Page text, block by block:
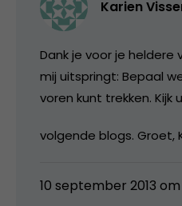
Karien
Dank je voor je heldere
mij uitspringt: Bepaal
voren kunt trekken. Kijk
volgende blogs. Groet,
10 september 2013 om